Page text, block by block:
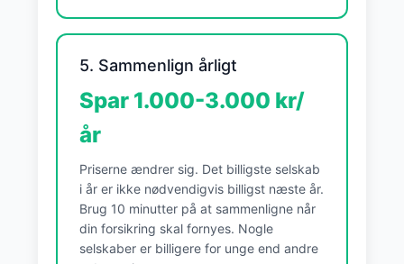
5. Sammenlign årligt
Spar 1.000-3.000 kr/
år
Priserne ændrer sig. Det billigste selskab
i år er ikke nødvendigvis billigst næste år.
Brug 10 minutter på at sammenligne når
din forsikring skal fornyes. Nogle
selskaber er billigere for unge end andre